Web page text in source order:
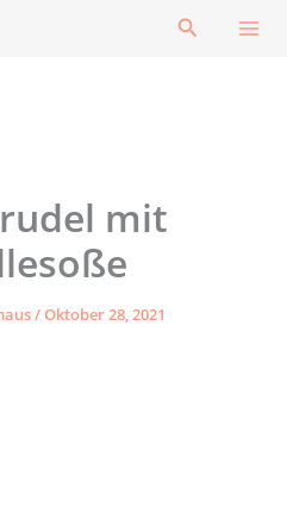
Suchen
mit
/Oktober 28, 2021